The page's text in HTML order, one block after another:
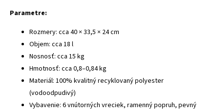
Parametre:
Rozmery: cca 40 × 33,5 × 24 cm
Objem: cca 18 l
Nosnosť: cca 15 kg
Hmotnosť: cca 0,8–0,84 kg
Materiál: 100% kvalitný recyklovaný polyester
(vodoodpudivý)
Vybavenie: 6 vnútorných vreciek, ramenný popruh, pevný